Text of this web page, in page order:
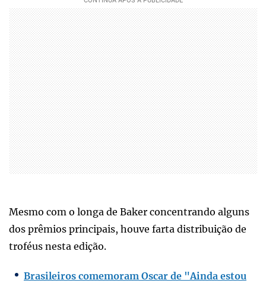
Mesmo com o longa de Baker concentrando alguns
dos prêmios principais, houve farta distribuição de
troféus nesta edição.
Brasileiros comemoram Oscar de "Ainda estou